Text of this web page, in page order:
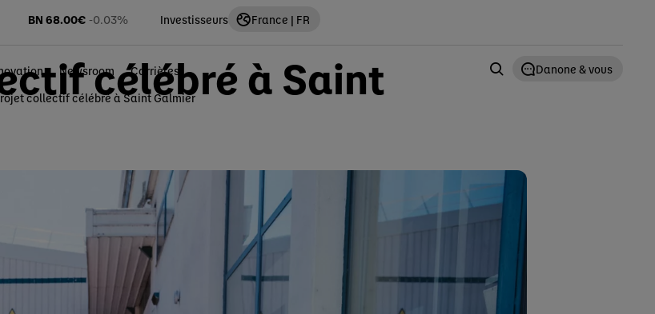
Newsroom Carrières
BN 68.00€ -0.03% Investisseurs France | FR
Danone & vous
collectif célébré à Saint Galmier
célébré à Saint